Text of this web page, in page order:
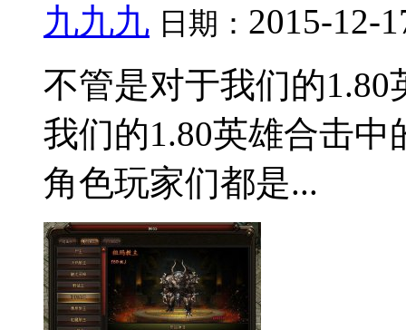
九九九 日期： 2015-12-
不管是对于我们的
我们的1.80英雄合击
角色玩家们都是...